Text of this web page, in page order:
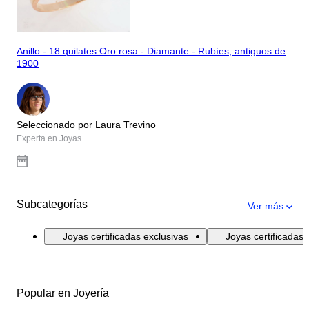
Anillo - 18 quilates Oro rosa - Diamante - Rubíes, antiguos de
1900
Seleccionado por Laura Trevino
Experta en Joyas
Subcategorías Ver más
Joyas certificadas exclusivas Joyas certificadas
Popular en Joyería